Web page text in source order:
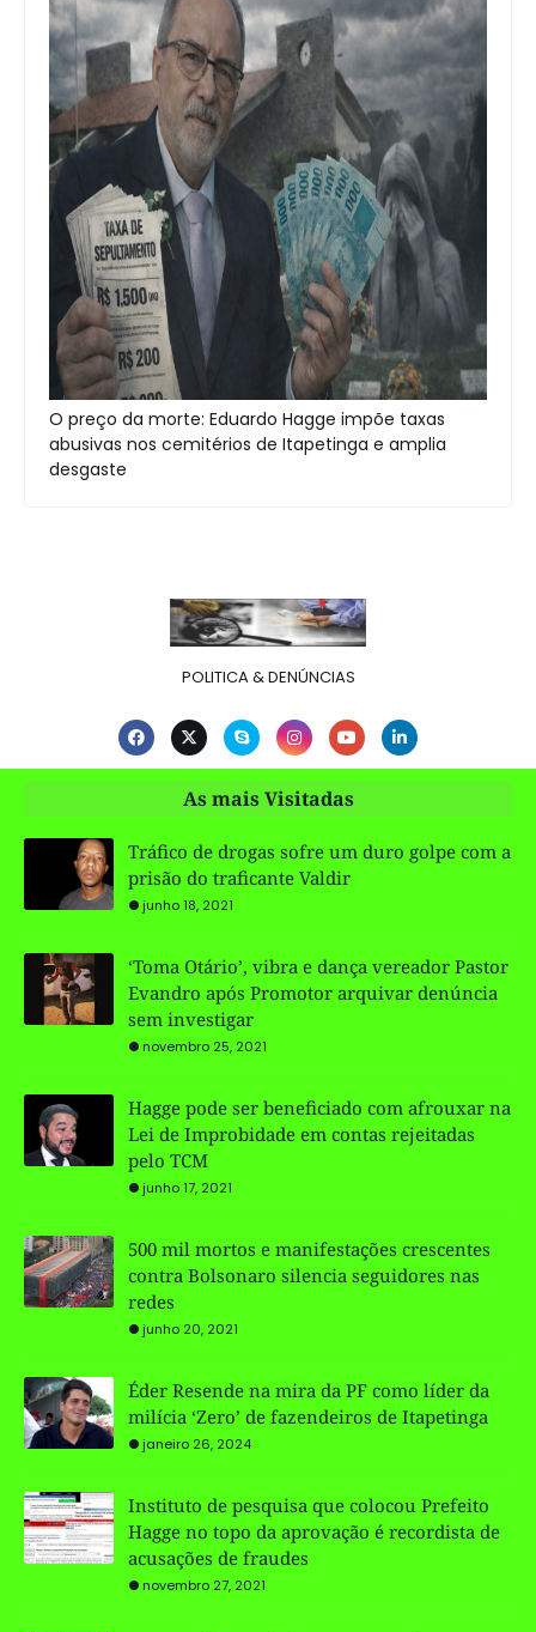
O preço da morte: Eduardo Hagge impõe taxas
abusivas nos cemitérios de Itapetinga e amplia
desgaste
POLITICA & DENÚNCIAS
As mais Visitadas
Tráfico de drogas sofre um duro golpe com a
prisão do traficante Valdir
junho 18, 2021
‘Toma Otário’, vibra e dança vereador Pastor
Evandro após Promotor arquivar denúncia
sem investigar
novembro 25, 2021
Hagge pode ser beneficiado com afrouxar na
Lei de Improbidade em contas rejeitadas
pelo TCM
junho 17, 2021
500 mil mortos e manifestações crescentes
contra Bolsonaro silencia seguidores nas
redes
junho 20, 2021
Éder Resende na mira da PF como líder da
milícia ‘Zero’ de fazendeiros de Itapetinga
janeiro 26, 2024
Instituto de pesquisa que colocou Prefeito
Hagge no topo da aprovação é recordista de
acusações de fraudes
novembro 27, 2021